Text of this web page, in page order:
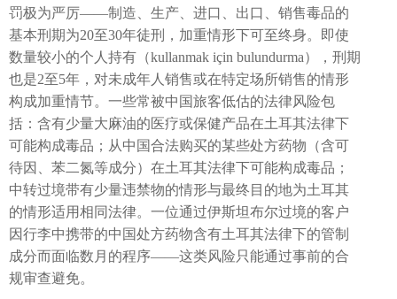
罚极为严厉——制造、生产、进口、出口、销售毒品的
基本刑期为20至30年徒刑，加重情形下可至终身。即使
数量较小的个人持有（kullanmak için bulundurma），刑期
也是2至5年，对未成年人销售或在特定场所销售的情形
构成加重情节。一些常被中国旅客低估的法律风险包
括：含有少量大麻油的医疗或保健产品在土耳其法律下
可能构成毒品；从中国合法购买的某些处方药物（含可
待因、苯二氮等成分）在土耳其法律下可能构成毒品；
中转过境带有少量违禁物的情形与最终目的地为土耳其
的情形适用相同法律。一位通过伊斯坦布尔过境的客户
因行李中携带的中国处方药物含有土耳其法律下的管制
成分而面临数月的程序——这类风险只能通过事前的合
规审查避免。